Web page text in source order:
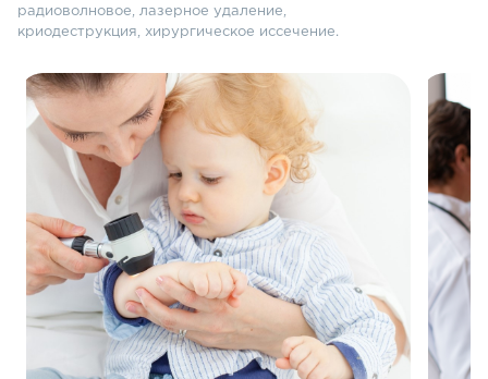
радиоволновое, лазерное удаление,
криодеструкция, хирургическое иссечение.